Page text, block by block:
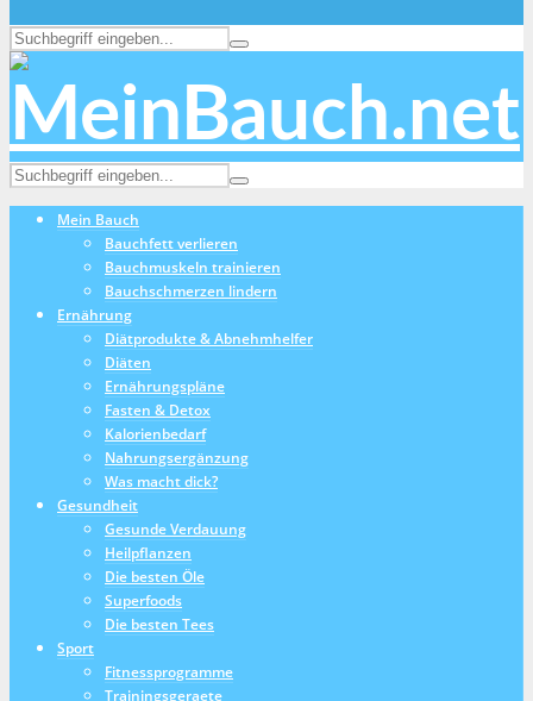
Mein Bauch
Bauchfett verlieren
Bauchmuskeln trainieren
Bauchschmerzen lindern
Ernährung
Diätprodukte & Abnehmhelfer
Diäten
Ernährungspläne
Fasten & Detox
Kalorienbedarf
Nahrungsergänzung
Was macht dick?
Gesundheit
Gesunde Verdauung
Heilpflanzen
Die besten Öle
Superfoods
Die besten Tees
Sport
Fitnessprogramme
Trainingsgeraete